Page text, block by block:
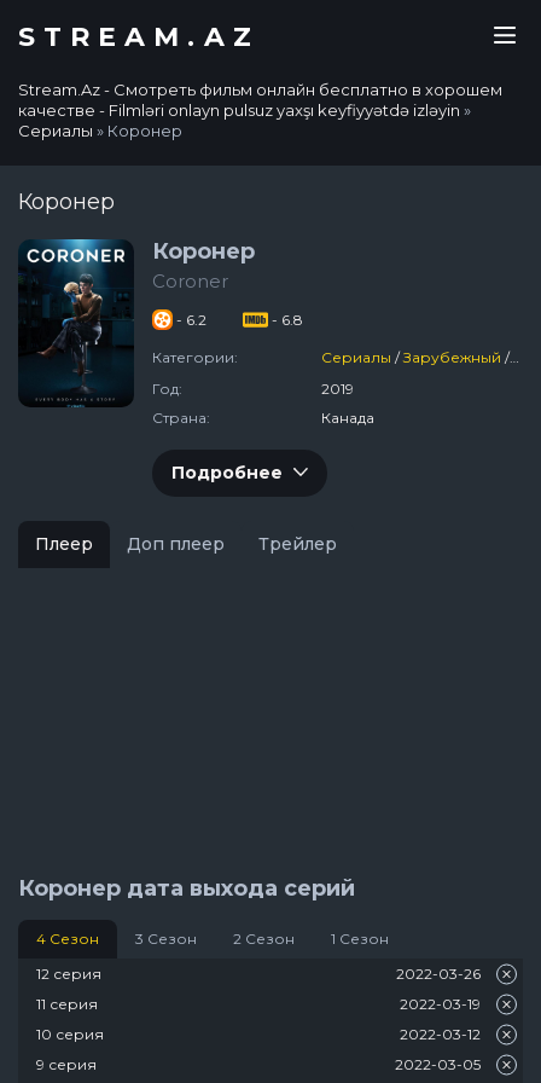
STREAM.AZ
Stream.Az - Смотреть фильм онлайн бесплатно в хорошем
качестве - Filmləri onlayn pulsuz yaxşı keyfiyyətdə izləyin »
Сериалы » Коронер
Коронер
Коронер
Coroner
- 6.2 - 6.8
Категории: Сериалы /Зарубежный /
Год:
2019
Страна:
Канада
Подробнее
Плеер Доп плеер Трейлер
Коронер дата выхода серий
4 Сезон 3 Сезон 2 Сезон
1 Сезон
12 серия
2022-03-26
11 серия
2022-03-19
10 серия
2022-03-12
9 серия
2022-03-05